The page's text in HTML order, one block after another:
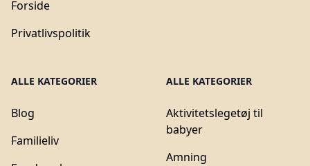
Forside
Privatlivspolitik
ALLE KATEGORIER
Blog
Familieliv
ALLE KATEGORIER
Aktivitetslegetøj til
babyer
Amning